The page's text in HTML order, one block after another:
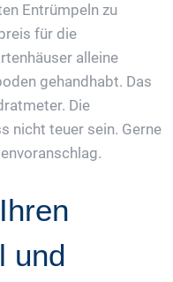
Entrümpeln zu
für die
alleine
gehandhabt. Das
Die
nicht teuer sein. Gerne
und